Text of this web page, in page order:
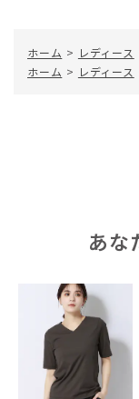
ホーム > レディース
ホーム > レディース
あな